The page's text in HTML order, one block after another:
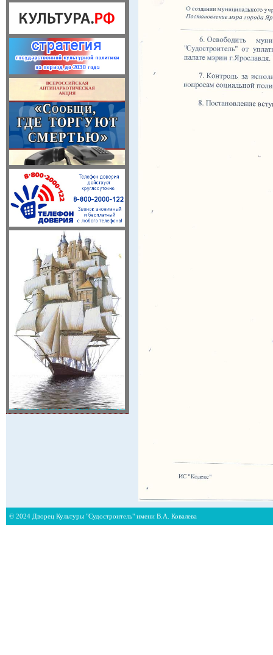
© 2024 Дворец Культуры "Судостроитель" имени В.А. Ковалева